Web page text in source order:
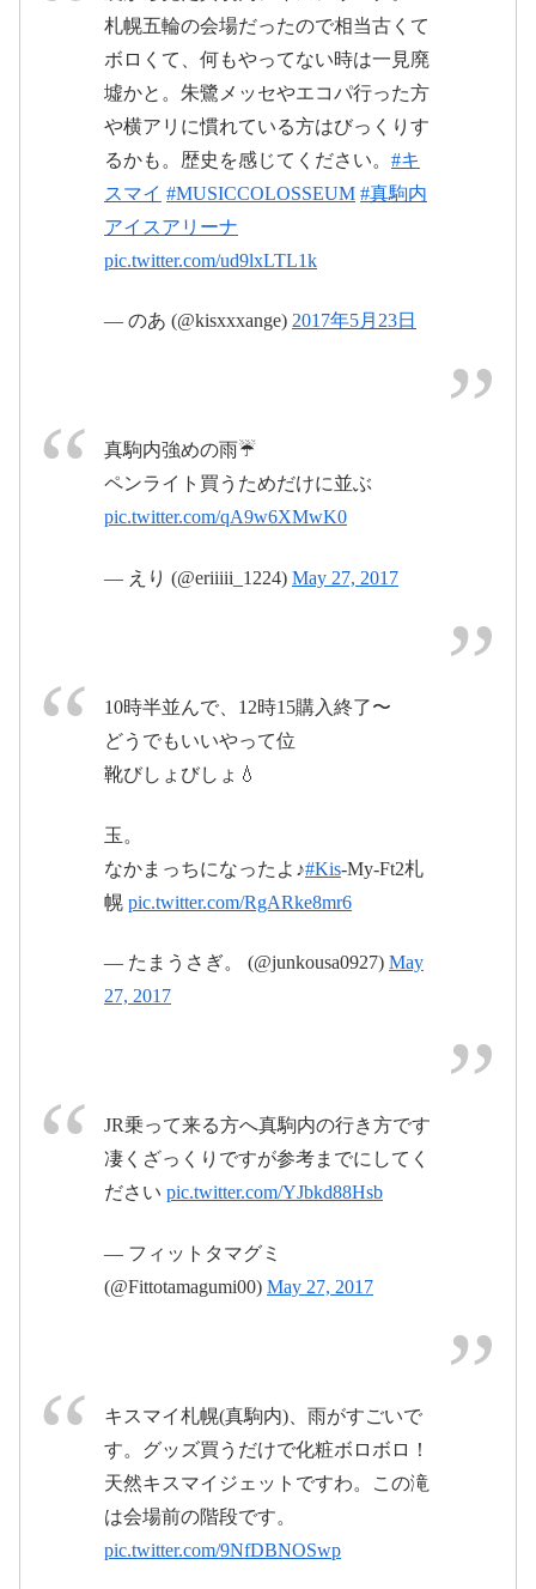
2017
pic.twitter.com/wfc5o8Y3EY
2017
pic.twitter.com/tUTAD0mZCa
2017年5月27日
2017年5月27日
2017年5
2017年5月28日
2017年5月28日
5月28日
2017年5月28日
pic.twitter.com/7eaL65Ufmo
May 27, 2017
May
27, 2017
2017
年5月27日
札幌五輪の会場だったので相当古くて
ボロくて、何もやってない時は一見廃
墟かと。朱鷺メッセやエコパ行った方
や横アリに慣れている方はびっくりす
るかも。歴史を感じてください。 #キ
スマイ #MUSICCOLOSSEUM #真駒内
アイスアリーナ
pic.twitter.com/ud9lxLTL1k
— のあ (@kisxxxange) 2017年5月23日
真駒内強めの雨☔️
ペンライト買うためだけに並ぶ
pic.twitter.com/qA9w6XMwK0
— えり (@eriiiii_1224) May 27, 2017
10時半並んで、12時15購入終了〜
どうでもいいやって位
靴びしょびしょ💧
玉。
なかまっちになったよ♪#Kis-My-Ft2札
幌 pic.twitter.com/RgARke8mr6
— たまうさぎ。 (@junkousa0927) May
27, 2017
JR乗って来る方へ真駒内の行き方です
凄くざっくりですが参考までにしてく
ださい pic.twitter.com/YJbkd88Hsb
— フィットタマグミ
(@Fittotamagumi00) May 27, 2017
キスマイ札幌(真駒内)、雨がすごいで
す。グッズ買うだけで化粧ボロボロ！
天然キスマイジェットですわ。この滝
は会場前の階段です。
pic.twitter.com/9NfDBNOSwp